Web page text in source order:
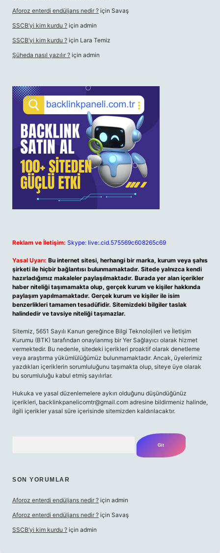
Aforoz enterdi endüljans nedir ? için Savaş
SSCB’yi kim kurdu ? için admin
SSCB’yi kim kurdu ? için Lara Temiz
Şüheda nasıl yazılır ? için admin
Reklam ve İletişim: Skype: live:.cid.575569c608265c69
Yasal Uyarı: Bu internet sitesi, herhangi bir marka, kurum veya şahıs
şirketi ile hiçbir bağlantısı bulunmamaktadır. Sitede yalnızca kendi
hazırladığımız makaleler paylaşılmaktadır. Burada yer alan içerikler
haber niteliği taşımamakta olup, gerçek kurum ve kişiler hakkında
paylaşım yapılmamaktadır. Gerçek kurum ve kişiler ile isim
benzerlikleri tamamen tesadüfidir. Sitemizdeki bilgiler taslak
halindedir ve tavsiye niteliği taşımazlar.
Sitemiz, 5651 Sayılı Kanun gereğince Bilgi Teknolojileri ve İletişim
Kurumu (BTK) tarafından onaylanmış bir Yer Sağlayıcı olarak hizmet
vermektedir. Bu nedenle, sitedeki içerikleri proaktif olarak denetleme
veya araştırma yükümlülüğümüz bulunmamaktadır. Ancak, üyelerimiz
yazdıkları içeriklerin sorumluluğunu taşımakta olup, siteye üye olarak
bu sorumluluğu kabul etmiş sayılırlar.
Hukuka ve yasal düzenlemelere aykırı olduğunu düşündüğünüz
içerikleri, backlinkpanelicomtr@gmail.com adresine bildirmeniz halinde,
ilgili içerikler yasal süre içerisinde sitemizden kaldırılacaktır.
SON YORUMLAR
Aforoz enterdi endüljans nedir ? için admin
Aforoz enterdi endüljans nedir ? için Savaş
SSCB’yi kim kurdu ? için admin